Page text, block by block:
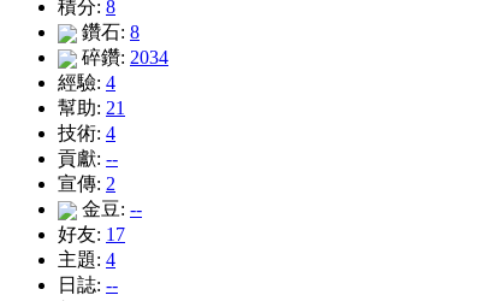
積分: 8
鑽石: 8
碎鑽: 2034
經驗: 4
幫助: 21
技術: 4
貢獻: --
宣傳: 2
金豆: --
好友: 17
主題: 4
日誌: --